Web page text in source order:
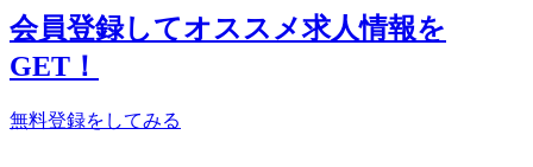
会員登録してオススメ求人情報を
GET！
無料登録をしてみる